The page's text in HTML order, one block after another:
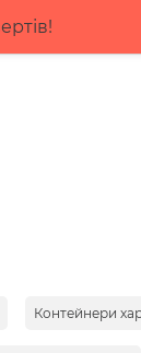
від
Контейнери